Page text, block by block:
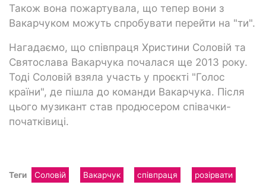
Також вона пожартувала, що тепер вони з
Вакарчуком можуть спробувати перейти на "ти".
Нагадаємо, що співпраця Христини Соловій та
Святослава Вакарчука почалася ще 2013 року.
Тоді Соловій взяла участь у проєкті "Голос
країни", де пішла до команди Вакарчука. Після
цього музикант став продюсером співачки-
початківиці.
Теги Соловій Вакарчук співпраця розірвати